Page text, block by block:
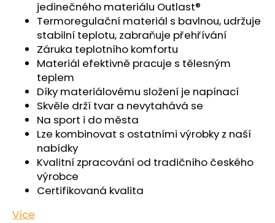
jedinečného materiálu Outlast®
Termoregulační materiál s bavlnou, udržuje
stabilní teplotu, zabraňuje přehřívání
Záruka teplotního komfortu
Materiál efektivně pracuje s tělesným
teplem
Díky materiálovému složení je napínací
Skvěle drží tvar a nevytahává se
Na sport i do města
Lze kombinovat s ostatními výrobky z naší
nabídky
Kvalitní zpracování od tradičního českého
výrobce
Certifikovaná kvalita
Více
ŠORTKY
HIGH
LONG
DÁMSKÉ
TENKÉ
OUTLAST®
PEARL
759
Kč